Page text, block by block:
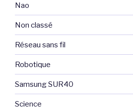
Nao
Non classé
Réseau sans fil
Robotique
Samsung SUR40
Science